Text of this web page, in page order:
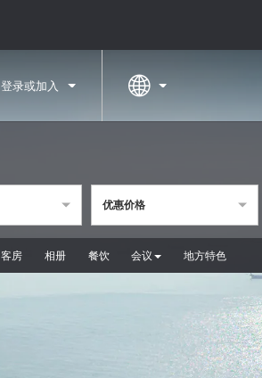
登录或加入
优惠价格
客房 相册 餐饮 会议 地方特色